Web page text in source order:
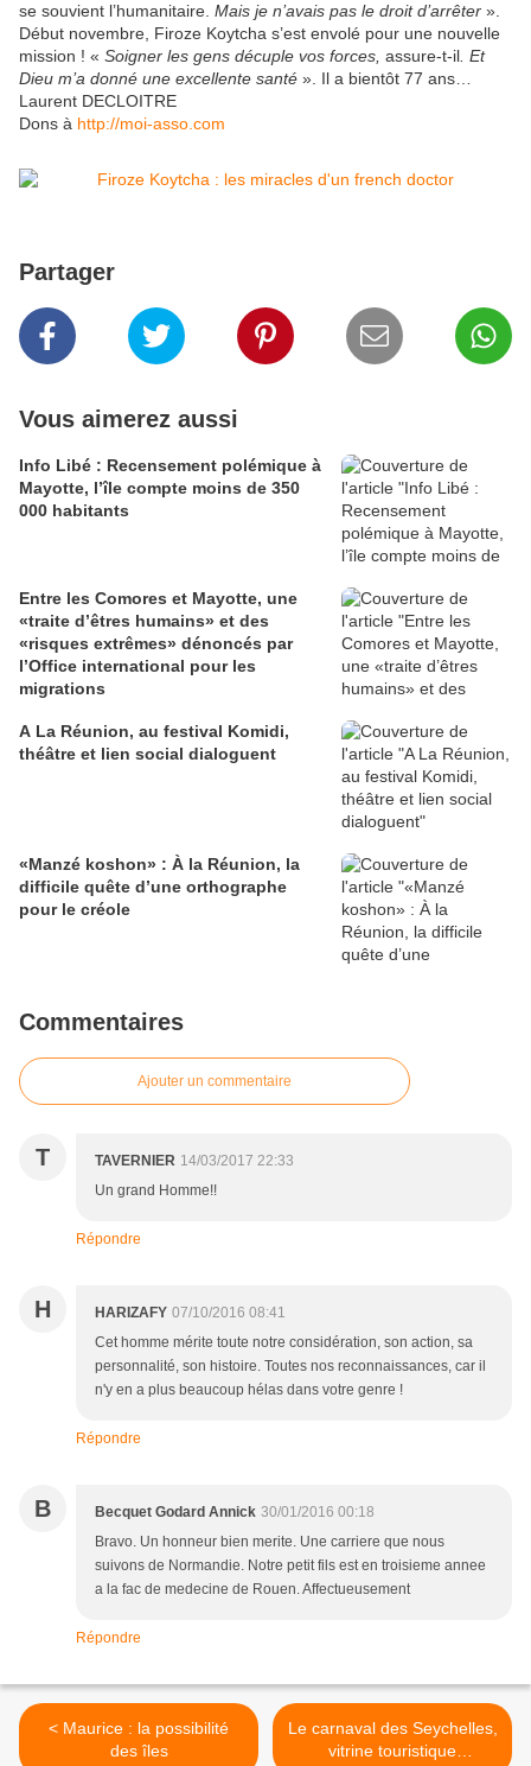
se souvient l’humanitaire. Mais je n’avais pas le droit d’arrêter ».
Début novembre, Firoze Koytcha s’est envolé pour une nouvelle
mission ! « Soigner les gens décuple vos forces, assure-t-il . Et
Dieu m’a donné une excellente santé ». Il a bientôt 77 ans…
Laurent DECLOITRE
Dons à http://moi-asso.com
Partager
Vous aimerez aussi
Info Libé : Recensement polémique à
Mayotte, l’île compte moins de 350
000 habitants
Entre les Comores et Mayotte, une
«traite d’êtres humains» et des
«risques extrêmes» dénoncés par
l’Office international pour les
migrations
A La Réunion, au festival Komidi,
théâtre et lien social dialoguent
«Manzé koshon» : À la Réunion, la
difficile quête d’une orthographe
pour le créole
Commentaires
Ajouter un commentaire
T TAVERNIER 14/03/2017 22:33
Un grand Homme!!
Répondre
H HARIZAFY 07/10/2016 08:41
Cet homme mérite toute notre considération, son action, sa
personnalité, son histoire. Toutes nos reconnaissances, car il
n'y en a plus beaucoup hélas dans votre genre !
Répondre
B Becquet Godard Annick 30/01/2016 00:18
Bravo. Un honneur bien merite. Une carriere que nous
suivons de Normandie. Notre petit fils est en troisieme annee
a la fac de medecine de Rouen. Affectueusement
Répondre
< Maurice : la possibilité
des îles
Le carnaval des Seychelles,
vitrine touristique